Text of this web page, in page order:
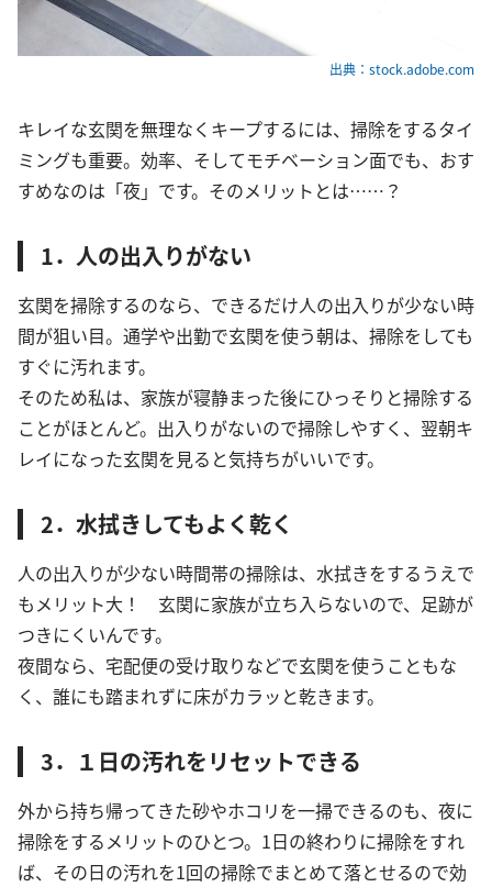
出典：stock.adobe.com
キレイな玄関を無理なくキープするには、掃除をするタイ
ミングも重要。効率、そしてモチベーション面でも、おす
すめなのは「夜」です。そのメリットとは……？
1．人の出入りがない
玄関を掃除するのなら、できるだけ人の出入りが少ない時
間が狙い目。通学や出勤で玄関を使う朝は、掃除をしても
すぐに汚れます。
そのため私は、家族が寝静まった後にひっそりと掃除する
ことがほとんど。出入りがないので掃除しやすく、翌朝キ
レイになった玄関を見ると気持ちがいいです。
2．水拭きしてもよく乾く
人の出入りが少ない時間帯の掃除は、水拭きをするうえで
もメリット大！ 玄関に家族が立ち入らないので、足跡が
つきにくいんです。
夜間なら、宅配便の受け取りなどで玄関を使うこともな
く、誰にも踏まれずに床がカラッと乾きます。
3．１日の汚れをリセットできる
外から持ち帰ってきた砂やホコリを一掃できるのも、夜に
掃除をするメリットのひとつ。1日の終わりに掃除をすれ
ば、その日の汚れを1回の掃除でまとめて落とせるので効